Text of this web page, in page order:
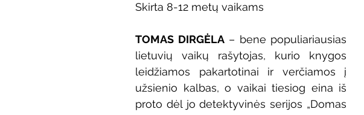
Kaimo bibliotekų renginiai
Žymios datos Mobilioji biblioteka
Skirta 8-12 metų vaikams
TOMAS DIRGĖLA – bene populiariausias
lietuvių vaikų rašytojas, kurio knygos
leidžiamos pakartotinai ir verčiamos į
užsienio kalbas, o vaikai tiesiog eina iš
proto dėl jo detektyvinės serijos „Domas